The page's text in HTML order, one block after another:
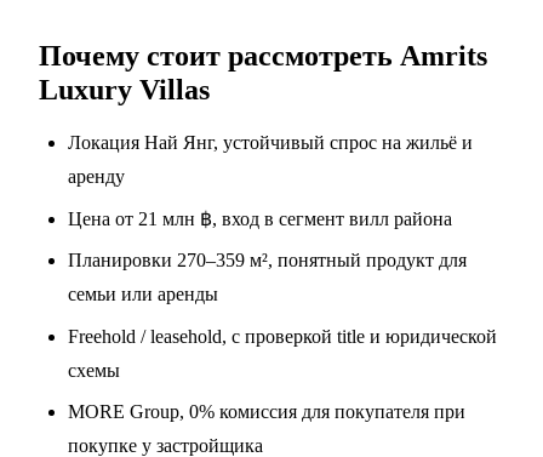
Почему стоит рассмотреть Amrits
Luxury Villas
Локация Най Янг, устойчивый спрос на жильё и
аренду
Цена от 21 млн ฿, вход в сегмент вилл района
Планировки 270–359 м², понятный продукт для
семьи или аренды
Freehold / leasehold, с проверкой title и юридической
схемы
MORE Group, 0% комиссия для покупателя при
покупке у застройщика